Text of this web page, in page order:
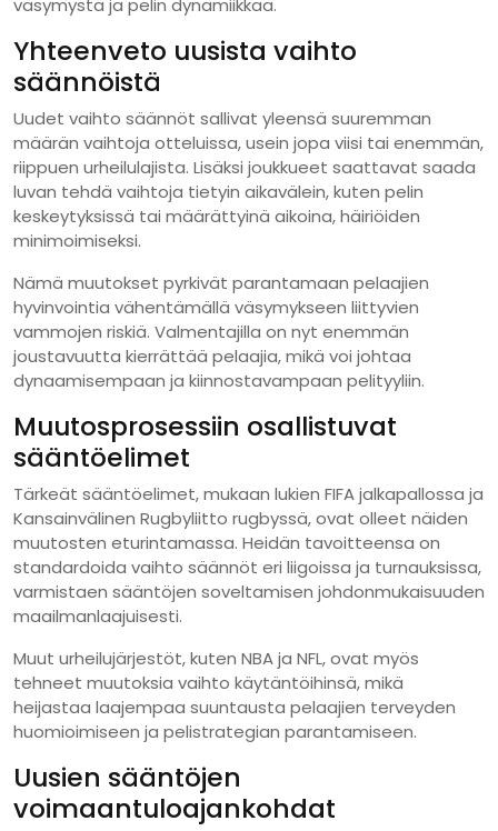
väsymystä ja pelin dynamiikkaa.
Yhteenveto uusista vaihto
säännöistä
Uudet vaihto säännöt sallivat yleensä suuremman
määrän vaihtoja otteluissa, usein jopa viisi tai enemmän,
riippuen urheilulajista. Lisäksi joukkueet saattavat saada
luvan tehdä vaihtoja tietyin aikavälein, kuten pelin
keskeytyksissä tai määrättyinä aikoina, häiriöiden
minimoimiseksi.
Nämä muutokset pyrkivät parantamaan pelaajien
hyvinvointia vähentämällä väsymykseen liittyvien
vammojen riskiä. Valmentajilla on nyt enemmän
joustavuutta kierrättää pelaajia, mikä voi johtaa
dynaamisempaan ja kiinnostavampaan pelityyliin.
Muutosprosessiin osallistuvat
sääntöelimet
Tärkeät sääntöelimet, mukaan lukien FIFA jalkapallossa ja
Kansainvälinen Rugbyliitto rugbyssä, ovat olleet näiden
muutosten eturintamassa. Heidän tavoitteensa on
standardoida vaihto säännöt eri liigoissa ja turnauksissa,
varmistaen sääntöjen soveltamisen johdonmukaisuuden
maailmanlaajuisesti.
Muut urheilujärjestöt, kuten NBA ja NFL, ovat myös
tehneet muutoksia vaihto käytäntöihinsä, mikä
heijastaa laajempaa suuntausta pelaajien terveyden
huomioimiseen ja pelistrategian parantamiseen.
Uusien sääntöjen
voimaantuloajankohdat